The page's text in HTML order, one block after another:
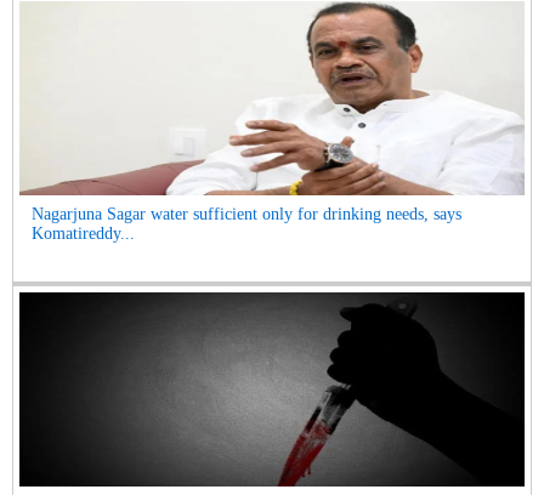
Nagarjuna Sagar water sufficient only for drinking needs, says
Komatireddy...